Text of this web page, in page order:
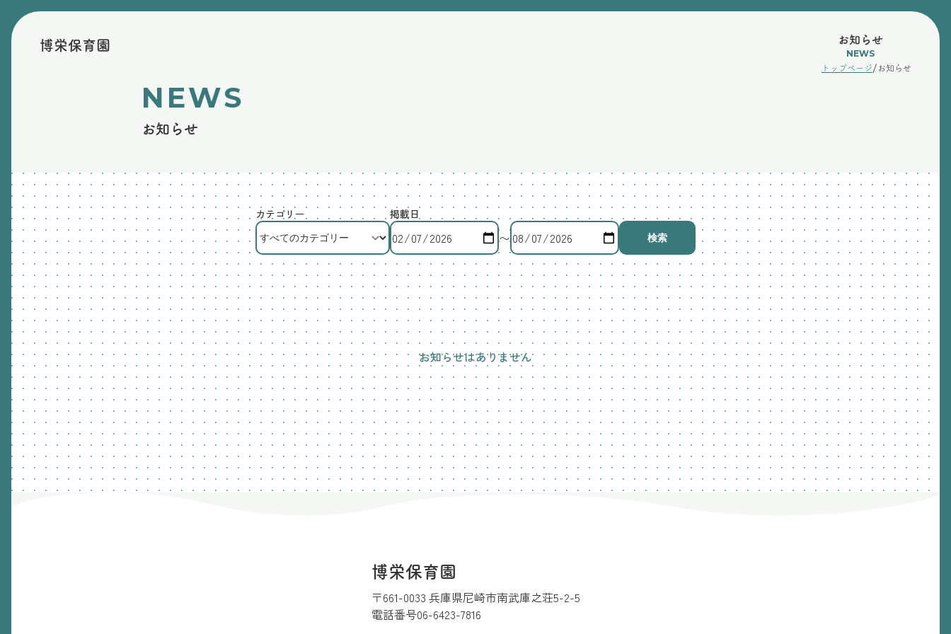
博栄保育園 お知らせ
NEWS
トップページ/ お知らせ
NEWS
お知らせ
カテゴリー 掲載日
〜 検索
お知らせはありません
博栄保育園
〒661-0033 兵庫県尼崎市南武庫之荘5-2-5
電話番号06-6423-7816